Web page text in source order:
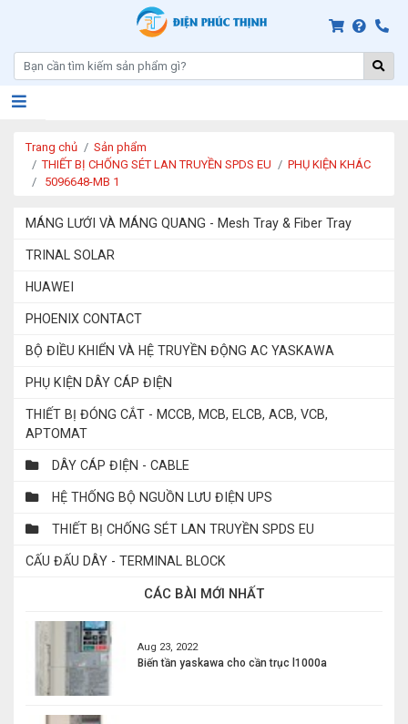
Trang chủ
Sản phẩm
THIẾT BỊ CHỐNG SÉT LAN TRUYỀN SPDS EU
PHỤ KIỆN KHÁC
5096648-MB 1
MÁNG LƯỚI VÀ MÁNG QUANG - Mesh Tray & Fiber Tray
TRINAL SOLAR
HUAWEI
PHOENIX CONTACT
BỘ ĐIỀU KHIỂN VÀ HỆ TRUYỀN ĐỘNG AC YASKAWA
PHỤ KIỆN DÂY CÁP ĐIỆN
THIẾT BỊ ĐÓNG CẮT - MCCB, MCB, ELCB, ACB, VCB,
APTOMAT
DÂY CÁP ĐIỆN - CABLE
HỆ THỐNG BỘ NGUỒN LƯU ĐIỆN UPS
THIẾT BỊ CHỐNG SÉT LAN TRUYỀN SPDS EU
CẤU ĐẤU DÂY - TERMINAL BLOCK
CÁC BÀI MỚI NHẤT
Aug 23, 2022
Biến tần yaskawa cho cần trục l1000a